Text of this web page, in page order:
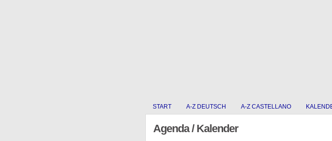
START A-Z DEUTSCH A-Z CASTELLANO
Agenda / Kalender